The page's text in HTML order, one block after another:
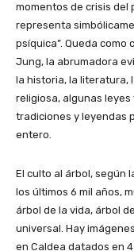
momentos de crisis del
representa
psíquica”. Queda
Jung, la abrumadora
la historia, la literatura,
religiosa, algunas
tradiciones y leyendas
entero.
El culto al árbol, según
los últimos 6 mil años,
árbol de la vida, árbol
universal. Hay
en Caldea datados en